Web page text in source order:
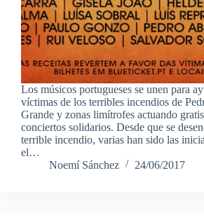
Los músicos portugueses se unen para
víctimas de los terribles incendios de
Grande y zonas limítrofes actuando
conciertos solidarios. Desde que se
terrible incendio, varias han sido las
el…
Noemí Sánchez
24/06/2017